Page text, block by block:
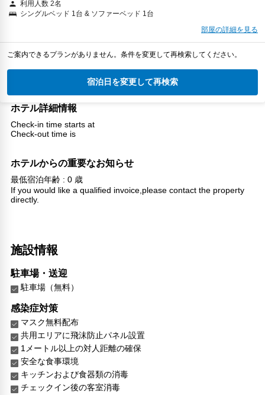
利用人数 2名
シングルベッド 1台 & ソファーベッド 1台
部屋の詳細を見る
ご案内できるプランがありません。条件を変更して再検索してください。
宿泊日を変更して再検索
ホテル詳細情報
Check-in time starts at
Check-out time is
ホテルからの重要なお知らせ
最低宿泊年齢 : 0 歳
If you would like a qualified invoice,please contact the property
directly.
施設情報
駐車場・送迎
駐車場（無料）
感染症対策
マスク無料配布
共用エリアに飛沫防止パネル設置
1メートル以上の対人距離の確保
安全な食事環境
キッチンおよび食器類の消毒
チェックイン後の客室消毒